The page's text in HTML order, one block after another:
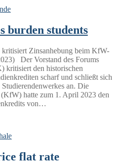
burden students
Zinsanhebung beim KfW-
Der Vorstand des Forums
kritisiert den historischen
scharf und schließt sich
an. Die
hatte zum 1. April 2023 den
von…
flat rate